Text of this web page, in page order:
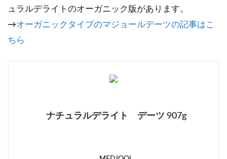
ュラルデライトのオーガニック版があります。
→オーガニックタイプのマジョールデーツの記事はこ
ちら
ナチュラルデライト デーツ 907g